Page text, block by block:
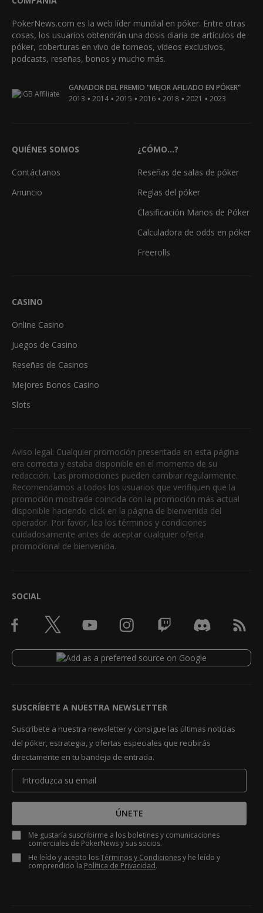
PokerNews.com es la web líder mundial en póker. Entre otras
cosas, los usuarios obtendrán una dosis diaria de artículos de
póker, coberturas en vivo de torneos, videos exclusivos,
podcasts, reseñas, bonos y mucho más.
GANADOR DEL PREMIO "MEJOR AFILIADO EN PÓKER"
2013 • 2014 • 2015 • 2016 • 2018 • 2021 • 2023
QUIÉNES SOMOS
Contáctanos
Anuncio
¿CÓMO...?
Reseñas de salas de póker
Reglas del póker
Clasificación Manos de Póker
Calculadora de odds en póker
Freerolls
CASINO
Online Casino
Juegos de Casino
Reseñas de Casinos
Mejores Bonos Casino
Slots
Aviso legal: Cualquier promoción presentada en esta página
era correcta y estaba disponible en el momento de su
redacción. Las promociones pueden cambiar regularmente.
Recomendamos a todos los usuarios que verifiquen que la
promoción mostrada coincida con la promoción más actual
disponible haciendo click en la página de bienvenida del
operador. Por favor, lea los términos y condiciones
cuidadosamente antes de aceptar cualquier oferta
promocional de bienvenida.
SOCIAL
SUSCRÍBETE A NUESTRA NEWSLETTER
Suscríbete a nuestra newsletter y consigue las últimas noticias
del póker, estrategia, y ofertas especiales que recibirás
directamente en tu bandeja de entrada.
ÚNETE
Me gustaría suscribirme a los boletines y comunicaciones
comerciales de PokerNews y sus socios.
He leído y acepto losTérminos y Condicionesy he leído y
comprendido la Política de Privacidad.